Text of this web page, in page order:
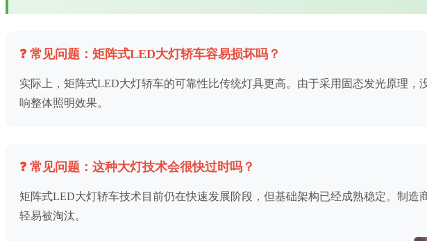
❓ 常见问题：矩阵式LED大灯轿车容易损坏吗？
实际上，矩阵式LED大灯轿车的可靠性比传统灯具更高。由于采用固态发光原理
响整体照明效果。
❓ 常见问题：这种大灯技术会很快过时吗？
矩阵式LED大灯轿车技术目前仍在快速发展阶段，但基础架构已经成熟稳定。制
轻易被淘汰。